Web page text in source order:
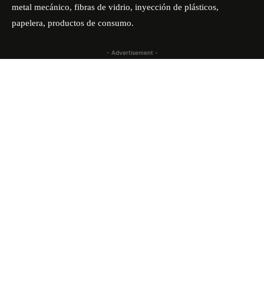
metal mecánico, fibras de vidrio, inyección de plásticos,
papelera, productos de consumo.
- Advertisement -